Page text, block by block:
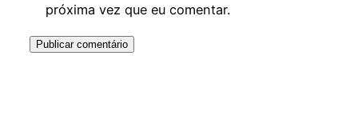
próxima vez que eu comentar.